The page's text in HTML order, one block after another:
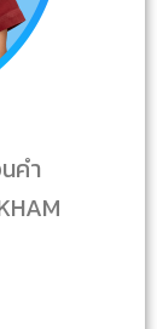
คำ